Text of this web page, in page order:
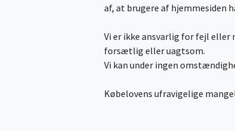
af, at brugere af hjemmesiden
Vi er ikke ansvarlig for fejl eller
forsætlig eller uagtsom.
Vi kan under ingen
Købelovens ufravigelige